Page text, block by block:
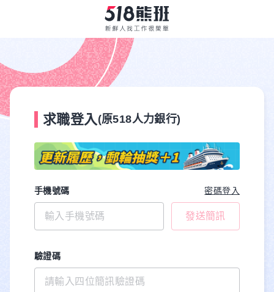
求職登入 (原518人力銀行)
手機號碼 密碼登入
發送簡訊
驗證碼